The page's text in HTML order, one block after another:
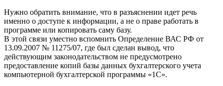
Нужно обратить внимание, что в разъяснении идет речь
именно о доступе к информации, а не о праве работать в
программе или копировать саму базу.
В этой связи уместно вспомнить Определение ВАС РФ от
13.09.2007 № 11275/07, где был сделан вывод, что
действующим законодательством не предусмотрено
предоставление копий базы данных бухгалтерского учета
компьютерной бухгалтерской программы «1С».